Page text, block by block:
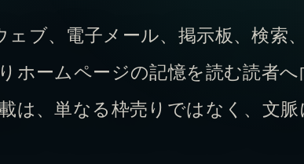
ェブ、電子メール、掲示板、検索
ホームページの記憶を読む読者へ
は、単なる枠売りではなく、文脈